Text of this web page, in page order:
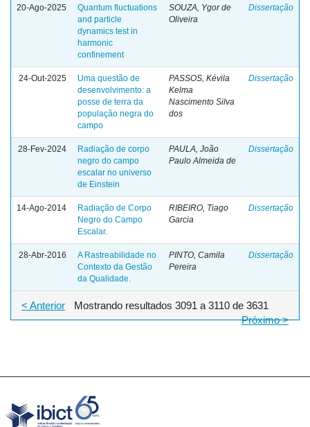
20-Ago-2025
Quantum fluctuations
and particle
dynamics test in
harmonic
confinement
SOUZA, Ygor de
Oliveira
Dissertação
24-Out-2025
Uma questão de
desenvolvimento: a
posse de terra da
população negra do
campo
PASSOS, Kévila
Kelma
Nascimento Silva
dos
Dissertação
28-Fev-2024
Radiação de corpo
negro do campo
escalar no universo
de Einstein
PAULA, João
Paulo Almeida de
Dissertação
14-Ago-2014
Radiação de Corpo
Negro do Campo
Escalar.
RIBEIRO, Tiago
Garcia
Dissertação
28-Abr-2016
A Rastreabilidade no
Contexto da Gestão
da Qualidade.
PINTO, Camila
Pereira
Dissertação
Mostrando resultados 3091 a 3110 de 3631
< Anterior
Próximo >